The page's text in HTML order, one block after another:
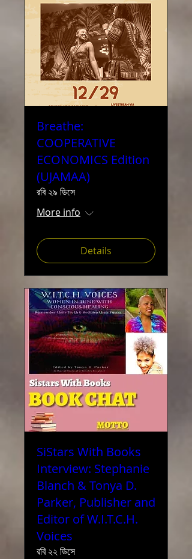
Breathe:
COOPERATIVE
ECONOMICS Edition
(UJAMAA)
রবি ২৯ ডিসে
More info
Details
SiStars With Books
Interview: Stephanie
Blanch & Tonya D.
Parker, Publisher and
Editor of W.I.T.C.H.
Voices
রবি ২২ ডিসে